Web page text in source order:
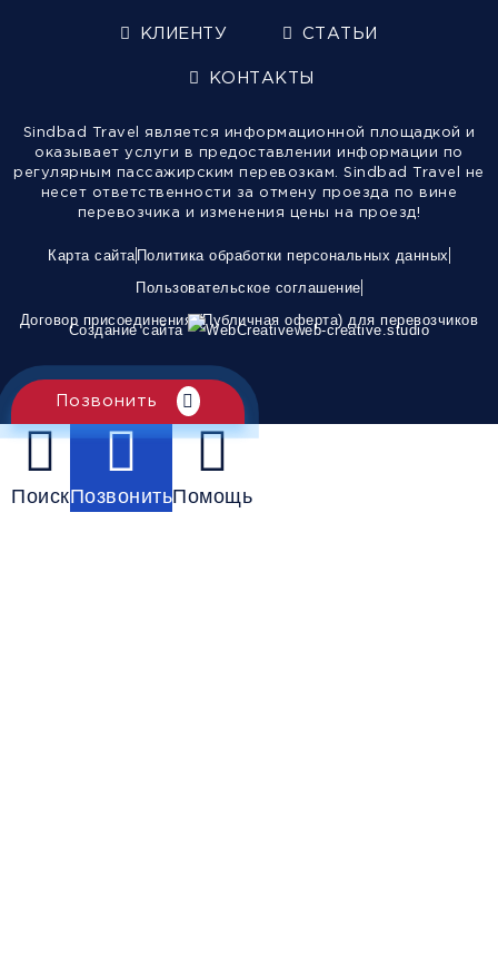
КЛИЕНТУ СТАТЬИ
КОНТАКТЫ
Sindbad Travel является информационной площадкой и
оказывает услуги в предоставлении информации по
регулярным пассажирским перевозкам. Sindbad Travel не
несет ответственности за отмену проезда по вине
перевозчика и изменения цены на проезд!
Карта сайта Политика обработки персональных данных
Пользовательское соглашение
Договор присоединения (Публичная оферта) для перевозчиков
Создание сайта web-creative.studio
Позвонить
ПоискПозвонитьПомощь